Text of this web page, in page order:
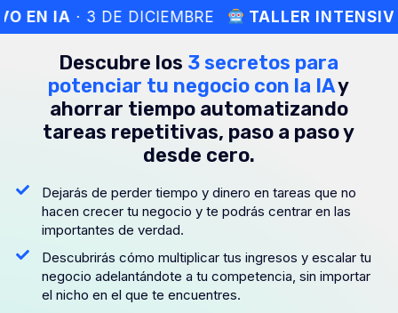
EN IA· 3 DE DICIEMBRE TALLER
Descubre los 3 secretos para
potenciar tu negocio con la IAy
ahorrar tiempo automatizando
tareas repetitivas, paso a paso y
desde cero.
Dejarás de perder tiempo y dinero en tareas que no
hacen crecer tu negocio y te podrás centrar en las
importantes de verdad.
Descubrirás cómo multiplicar tus ingresos y escalar tu
negocio adelantándote a tu competencia, sin importar
el nicho en el que te encuentres.